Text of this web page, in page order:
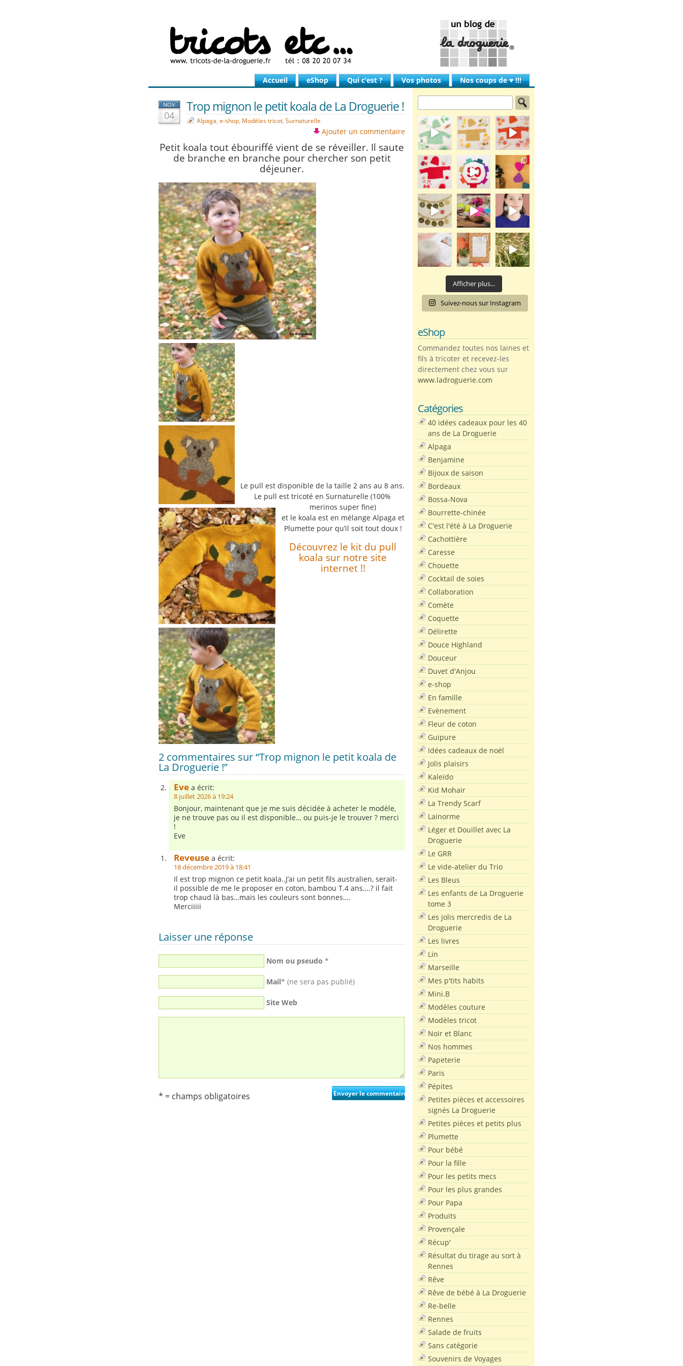
Accueil eShop Qui c’est ? Vos photos Nos coups de ♥ !!!
NOV
04
Trop mignon le petit koala de La Droguerie !
Alpaga, e-shop, Modèles tricot, Surnaturelle
Ajouter un commentaire
Petit koala tout ébouriffé vient de se réveiller. Il saute
de branche en branche pour chercher son petit
déjeuner.
Le pull est disponible de la taille 2 ans au 8 ans.
Le pull est tricoté en Surnaturelle (100%
merinos super fine)
et le koala est en mélange Alpaga et
Plumette pour qu’il soit tout doux !
Découvrez le kit du pull
koala sur notre site
internet !!
2 commentaires sur “Trop mignon le petit koala de
La Droguerie !”
Eve a écrit:
8 juillet 2026 à 19:24
Bonjour, maintenant que je me suis décidée à acheter le modèle,
je ne trouve pas ou il est disponible… ou puis-je le trouver ? merci
!
Eve
Reveuse a écrit:
18 décembre 2019 à 18:41
Il est trop mignon ce petit koala..J’ai un petit fils australien, serait-
il possible de me le proposer en coton, bambou T.4 ans….? il fait
trop chaud là bas…mais les couleurs sont bonnes….
Merciiiii
Laisser une réponse
Nom ou pseudo *
Mail* (ne sera pas publié)
Site Web
* = champs obligatoires
Afficher plus...
Suivez-nous sur Instagram
eShop
Commandez toutes nos laines et
fils à tricoter et recevez-les
directement chez vous sur
www.ladroguerie.com
Catégories
40 idées cadeaux pour les 40
ans de La Droguerie
Alpaga
Benjamine
Bijoux de saison
Bordeaux
Bossa-Nova
Bourrette-chinée
C'est l'été à La Droguerie
Cachottière
Caresse
Chouette
Cocktail de soies
Collaboration
Comète
Coquette
Délirette
Douce Highland
Douceur
Duvet d'Anjou
e-shop
En famille
Evènement
Fleur de coton
Guipure
Idées cadeaux de noël
Jolis plaisirs
Kaleïdo
Kid Mohair
La Trendy Scarf
Lainorme
Léger et Douillet avec La
Droguerie
Le GRR
Le vide-atelier du Trio
Les Bleus
Les enfants de La Droguerie
tome 3
Les jolis mercredis de La
Droguerie
Les livres
Lin
Marseille
Mes p'tits habits
Mini.B
Modèles couture
Modèles tricot
Noir et Blanc
Nos hommes
Papeterie
Paris
Pépites
Petites pièces et accessoires
signés La Droguerie
Petites pièces et petits plus
Plumette
Pour bébé
Pour la fille
Pour les petits mecs
Pour les plus grandes
Pour Papa
Produits
Provençale
Récup'
Résultat du tirage au sort à
Rennes
Rêve
Rêve de bébé à La Droguerie
Re-belle
Rennes
Salade de fruits
Sans catégorie
Souvenirs de Voyages